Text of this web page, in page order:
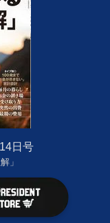
日号
」